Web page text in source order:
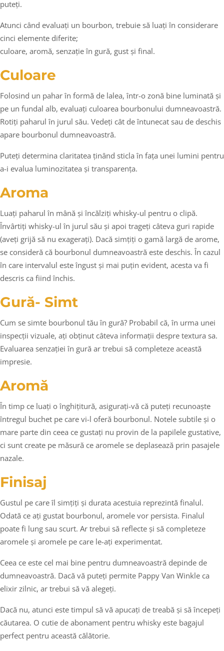
puteți.
Atunci când evaluați un bourbon, trebuie să luați în considerare
cinci elemente diferite;
culoare, aromă, senzație în gură, gust și final.
Culoare
Folosind un pahar în formă de lalea, într-o zonă bine luminată și
pe un fundal alb, evaluați culoarea bourbonului dumneavoastră.
Rotiți paharul în jurul său. Vedeți cât de întunecat sau de deschis
apare bourbonul dumneavoastră.
Puteți determina claritatea ținând sticla în fața unei lumini pentru
a-i evalua luminozitatea și transparența.
Aroma
Luați paharul în mână și încălziți whisky-ul pentru o clipă.
Învârtiți whisky-ul în jurul său și apoi trageți câteva guri rapide
(aveți grijă să nu exagerați). Dacă simțiți o gamă largă de arome,
se consideră că bourbonul dumneavoastră este deschis. În cazul
în care intervalul este îngust și mai puțin evident, acesta va fi
descris ca fiind închis.
Gură- Simt
Cum se simte bourbonul tău în gură? Probabil că, în urma unei
inspecții vizuale, ați obținut câteva informații despre textura sa.
Evaluarea senzației în gură ar trebui să completeze această
impresie.
Aromă
În timp ce luați o înghițitură, asigurați-vă că puteți recunoaște
întregul buchet pe care vi-l oferă bourbonul. Notele subtile și o
mare parte din ceea ce gustați nu provin de la papilele gustative,
ci sunt create pe măsură ce aromele se deplasează prin pasajele
nazale.
Finisaj
Gustul pe care îl simțiți și durata acestuia reprezintă finalul.
Odată ce ați gustat bourbonul, aromele vor persista. Finalul
poate fi lung sau scurt. Ar trebui să reflecte și să completeze
aromele și aromele pe care le-ați experimentat.
Ceea ce este cel mai bine pentru dumneavoastră depinde de
dumneavoastră. Dacă vă puteți permite Pappy Van Winkle ca
elixir zilnic, ar trebui să vă alegeți.
Dacă nu, atunci este timpul să vă apucați de treabă și să începeți
căutarea. O cutie de abonament pentru whisky este bagajul
perfect pentru această călătorie.